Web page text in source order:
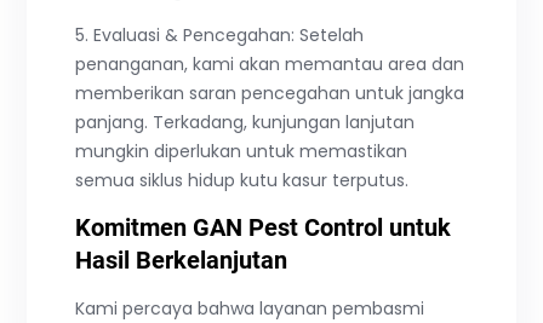
5. Evaluasi & Pencegahan: Setelah
penanganan, kami akan memantau area dan
memberikan saran pencegahan untuk jangka
panjang. Terkadang, kunjungan lanjutan
mungkin diperlukan untuk memastikan
semua siklus hidup kutu kasur terputus.
Komitmen GAN Pest Control untuk
Hasil Berkelanjutan
Kami percaya bahwa layanan pembasmi